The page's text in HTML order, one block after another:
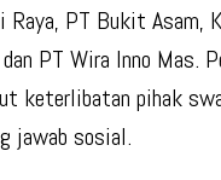
Raya, PT Bukit Asam,
PT Wira Inno Mas.
keterlibatan pihak
jawab sosial.